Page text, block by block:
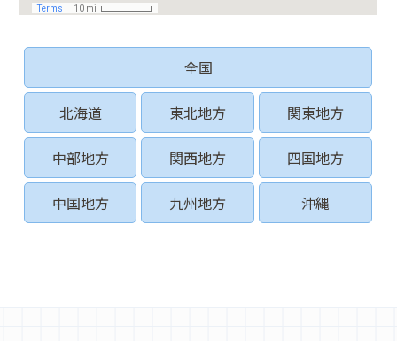
全国
北海道 東北地方 関東地方
中部地方 関西地方 四国地方
中国地方 九州地方 沖縄